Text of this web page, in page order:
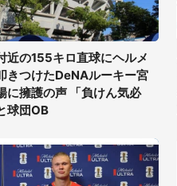
近の155キロ直球にヘルメ
きつけたDeNAルーキー宮
に擁護の声 「負けん気必
球団OB